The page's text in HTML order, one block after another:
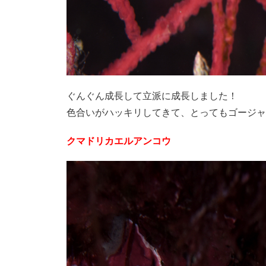
ぐんぐん成長して立派に成長しました！
色合いがハッキリしてきて、とってもゴージ
クマドリカエルアンコウ